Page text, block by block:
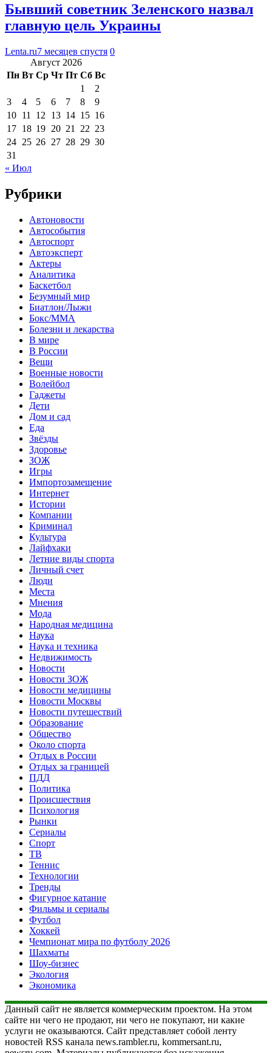
Бывший советник Зеленского назвал
главную цель Украины
Lenta.ru7 месяцев спустя 0
Август 2026
Пн Вт Ср Чт Пт Сб Вс
1
2
3
4 5 6 7 8
9
10 11 12 13 14 15 16
17 18 19 20 21 22 23
24 25 26 27 28 29 30
31
« Июл
Рубрики
Автоновости
Автособытия
Автоспорт
Автоэксперт
Актеры
Аналитика
Баскетбол
Безумный мир
Биатлон/Лыжи
Бокс/MMA
Болезни и лекарства
В мире
В России
Вещи
Военные новости
Волейбол
Гаджеты
Дети
Дом и сад
Еда
Звёзды
Здоровье
ЗОЖ
Игры
Импортозамещение
Интернет
Истории
Компании
Криминал
Культура
Лайфхаки
Летние виды спорта
Личный счет
Люди
Места
Мнения
Мода
Народная медицина
Наука
Наука и техника
Недвижимость
Новости
Новости ЗОЖ
Новости медицины
Новости Москвы
Новости путешествий
Образование
Общество
Около спорта
Отдых в России
Отдых за границей
ПДД
Политика
Происшествия
Психология
Рынки
Сериалы
Спорт
ТВ
Теннис
Технологии
Тренды
Фигурное катание
Фильмы и сериалы
Футбол
Хоккей
Чемпионат мира по футболу 2026
Шахматы
Шоу-бизнес
Экология
Экономика
Данный сайт не является коммерческим проектом. На этом
сайте ни чего не продают, ни чего не покупают, ни какие
услуги не оказываются. Сайт представляет собой ленту
новостей RSS канала news.rambler.ru, kommersant.ru,